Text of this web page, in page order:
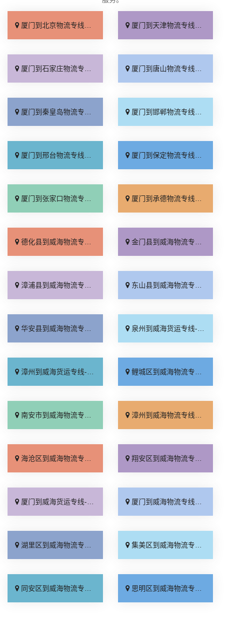
厦门到北京物流专线_直达不中转「送货到门」 厦门到天津物流专线_运保时效「高效快运」
厦门到石家庄物流专线_准时准点「多少公里」 厦门到唐山物流专线_全境派送「收费介绍」
厦门到秦皇岛物流专线_高效运输「运保时效」 厦门到邯郸物流专线_物流拼车「全境配送」
厦门到邢台物流专线_专业靠谱「上门提货」 厦门到保定物流专线_全程直达「高效运输」
厦门到张家口物流专线_全境派送「多久能到」 厦门到承德物流专线_专业调车「合理收费」
德化县到威海物流专线_价格实惠「送货上门」 金门县到威海物流专线_价格实惠「高效快运」
漳浦县到威海物流专线_价格透明「专业可靠」 东山县到威海物流专线_多年经验「直达到站」
华安县到威海物流专线_快运有保障「专业调车」 泉州到威海货运专线-泉州到威海物流公司_不随意加价「省事省心」
漳州到威海货运专线-漳州到威海物流公司_不随意加价「直达到站」 鲤城区到威海物流专线_专线直达「直达到站」
南安市到威海物流专线_运价查询「专线直达」 漳州到威海物流专线_省事省心「损坏理赔」
海沧区到威海物流专线_快运直达「不随意加价」 翔安区到威海物流专线_直达特快专线「省事省心」
厦门到威海货运专线-厦门到威海物流公司_零担配货「专线快运」 厦门到威海物流专线_多久能到「实时反馈」
湖里区到威海物流专线_上门提货「直达不中转」 集美区到威海物流专线_专业可靠「多年经验」
同安区到威海物流专线_专线查询「直通专线」 思明区到威海物流专线_实时反馈「放心物流」